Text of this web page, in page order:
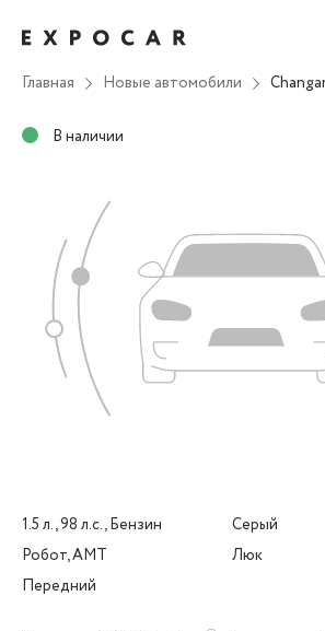
Главная Новые автомобили
В наличии
1.5 л., 98 л.с., Бензин
Робот, AMT
Передний
Серый
Люк